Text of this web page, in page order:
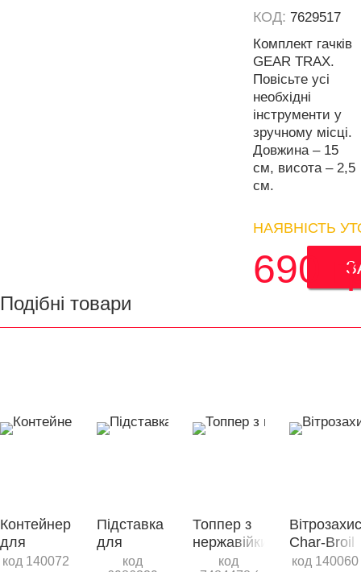
КОД: 7629517
Комплект гачків
GEAR TRAX.
Повісьте усі
необхідні
інструменти у
зручному місці.
Довжина – 15
см, висота – 2,5
см.
НАЯВНІСТЬ
690
Подібні товари
Контейнер
для
зберігання
код 140072
Підставка
для
електричної
код
Топпер з
нержавійки
Char-Broil
код
Char-Broil
для
код 140060